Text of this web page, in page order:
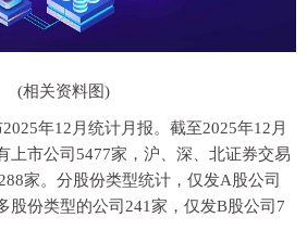
(相关资料图)
年12月统计月报。截至2025年12月
上市公司5477家，沪、深、北证券交易
家。分股份类型统计，仅发A股公司
股份类型的公司241家，仅发B股公司7